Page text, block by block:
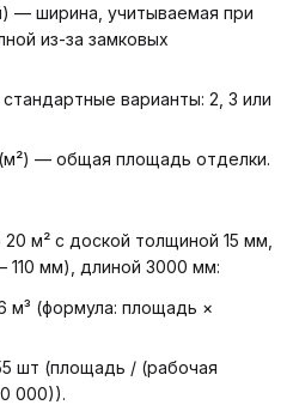
— ширина, учитываемая при
из-за замковых
варианты: 2, 3 или
(м²) — общая площадь отделки.
м² с доской толщиной 15 мм,
мм), длиной 3000 мм:
м³ (формула: площадь ×
шт (площадь / (рабочая
000)).